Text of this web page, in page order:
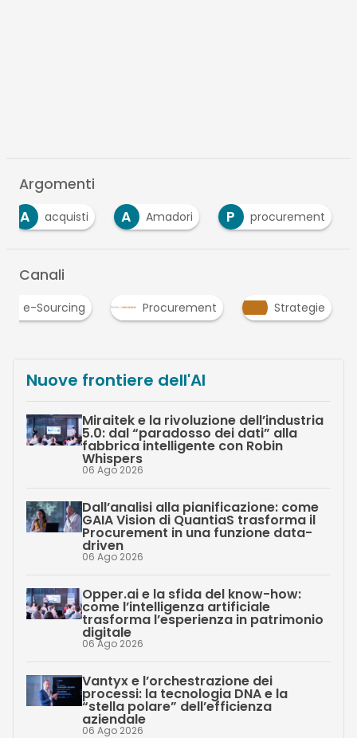
Argomenti
A
acquisti A Amadori P procurement
Canali
e-Sourcing Procurement Strategie
Nuove frontiere dell'AI
Miraitek e la rivoluzione dell’industria
5.0: dal “paradosso dei dati” alla
fabbrica intelligente con Robin
Whispers
06 Ago 2026
Dall’analisi alla pianificazione: come
GAIA Vision di QuantiaS trasforma il
Procurement in una funzione data-
driven
06 Ago 2026
Opper.ai e la sfida del know-how:
come l’intelligenza artificiale
trasforma l’esperienza in patrimonio
digitale
06 Ago 2026
Vantyx e l’orchestrazione dei
processi: la tecnologia DNA e la
“stella polare” dell’efficienza
aziendale
06 Ago 2026